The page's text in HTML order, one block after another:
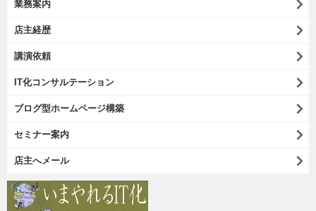
業務案内
店主経歴
講演依頼
IT化コンサルテーション
ブログ型ホームページ構築
セミナー案内
店主へメール